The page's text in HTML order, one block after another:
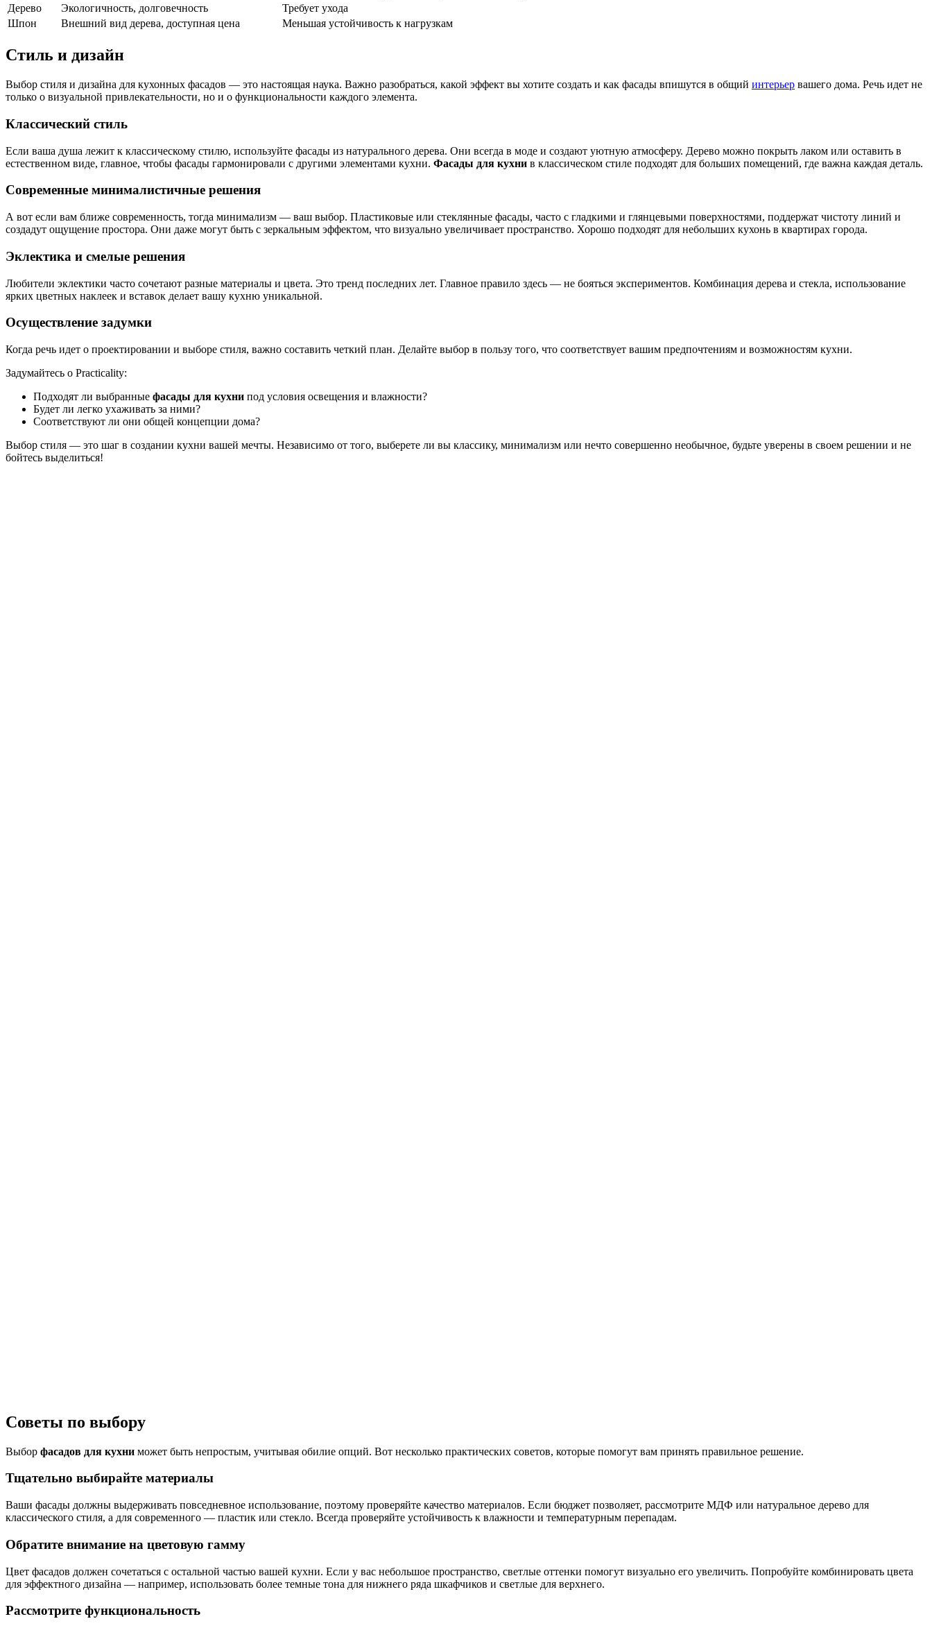
Дерево
Экологичность, долговечность
Требует ухода
Шпон
Внешний вид дерева, доступная цена Меньшая устойчивость к нагрузкам
Стиль и дизайн
Выбор стиля и дизайна для кухонных фасадов — это настоящая наука. Важно разобраться, какой эффект вы хотите создать и как фасады впишутся в общий интерьер вашего дома. Речь идет не
только о визуальной привлекательности, но и о функциональности каждого элемента.
Классический стиль
Если ваша душа лежит к классическому стилю, используйте фасады из натурального дерева. Они всегда в моде и создают уютную атмосферу. Дерево можно покрыть лаком или оставить в
естественном виде, главное, чтобы фасады гармонировали с другими элементами кухни. Фасады для кухни в классическом стиле подходят для больших помещений, где важна каждая деталь.
Современные минималистичные решения
А вот если вам ближе современность, тогда минимализм — ваш выбор. Пластиковые или стеклянные фасады, часто с гладкими и глянцевыми поверхностями, поддержат чистоту линий и
создадут ощущение простора. Они даже могут быть с зеркальным эффектом, что визуально увеличивает пространство. Хорошо подходят для небольших кухонь в квартирах города.
Эклектика и смелые решения
Любители эклектики часто сочетают разные материалы и цвета. Это тренд последних лет. Главное правило здесь — не бояться экспериментов. Комбинация дерева и стекла, использование
ярких цветных наклеек и вставок делает вашу кухню уникальной.
Осуществление задумки
Когда речь идет о проектировании и выборе стиля, важно составить четкий план. Делайте выбор в пользу того, что соответствует вашим предпочтениям и возможностям кухни.
Задумайтесь о Practicality:
Подходят ли выбранные фасады для кухни под условия освещения и влажности?
Будет ли легко ухаживать за ними?
Соответствуют ли они общей концепции дома?
Выбор стиля — это шаг в создании кухни вашей мечты. Независимо от того, выберете ли вы классику, минимализм или нечто совершенно необычное, будьте уверены в своем решении и не
бойтесь выделиться!
Советы по выбору
Выбор фасадов для кухни может быть непростым, учитывая обилие опций. Вот несколько практических советов, которые помогут вам принять правильное решение.
Тщательно выбирайте материалы
Ваши фасады должны выдерживать повседневное использование, поэтому проверяйте качество материалов. Если бюджет позволяет, рассмотрите МДФ или натуральное дерево для
классического стиля, а для современного — пластик или стекло. Всегда проверяйте устойчивость к влажности и температурным перепадам.
Обратите внимание на цветовую гамму
Цвет фасадов должен сочетаться с остальной частью вашей кухни. Если у вас небольшое пространство, светлые оттенки помогут визуально его увеличить. Попробуйте комбинировать цвета
для эффектного дизайна — например, использовать более темные тона для нижнего ряда шкафчиков и светлые для верхнего.
Рассмотрите функциональность